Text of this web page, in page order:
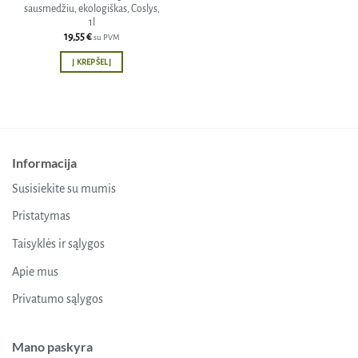
sausmedžiu, ekologiškas, Coslys,
1l
19,55€ su PVM
Į KREPŠELĮ
Informacija
Susisiekite su mumis
Pristatymas
Taisyklės ir sąlygos
Apie mus
Privatumo sąlygos
Mano paskyra